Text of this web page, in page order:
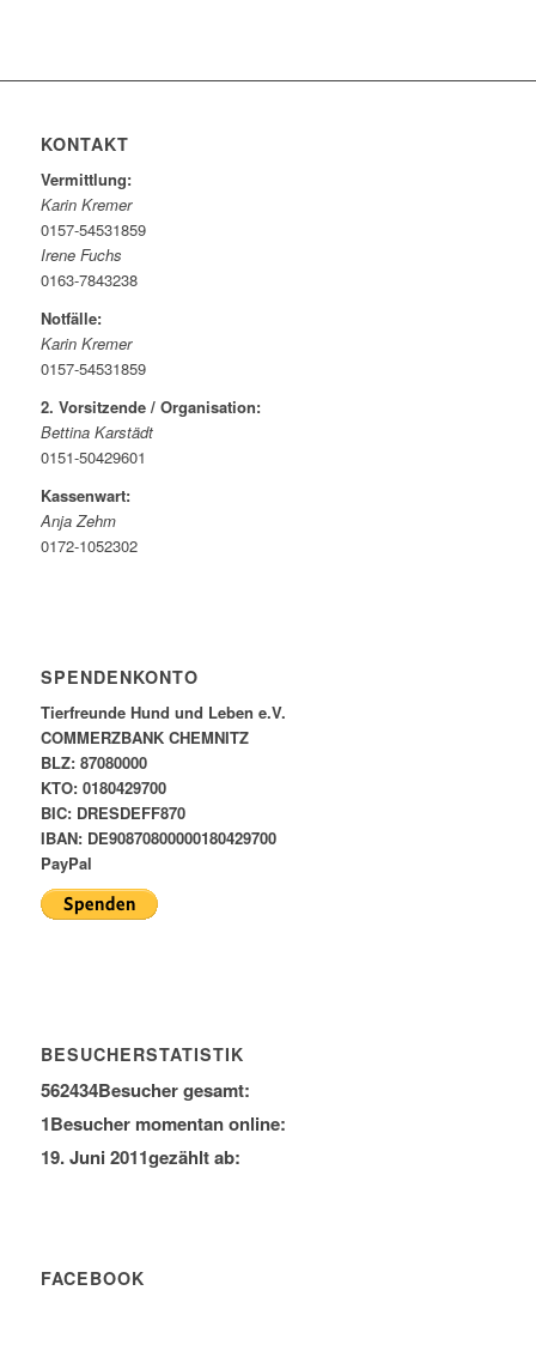
KONTAKT
Vermittlung:
Karin Kremer
0157-54531859
Irene Fuchs
0163-7843238
Notfälle:
Karin Kremer
0157-54531859
2. Vorsitzende / Organisation:
Bettina Karstädt
0151-50429601
Kassenwart:
Anja Zehm
0172-1052302
SPENDENKONTO
Tierfreunde Hund und Leben e.V.
COMMERZBANK CHEMNITZ
BLZ: 87080000
KTO: 0180429700
BIC: DRESDEFF870
IBAN: DE90870800000180429700
PayPal
BESUCHERSTATISTIK
562434Besucher gesamt:
1Besucher momentan online:
19. Juni 2011gezählt ab:
FACEBOOK